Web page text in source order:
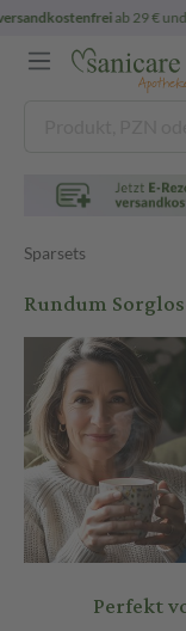
Sparsets
Rundum
Perfekt